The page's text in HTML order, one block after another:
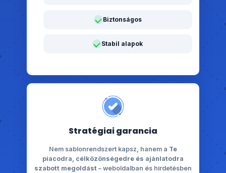
Biztonságos
Stabil alapok
Stratégiai garancia
Nem sablonrendszert kapsz, hanem a Te
piacodra, célközönségedre és ajánlatodra
szabott megoldást – weboldalban és hirdetésben